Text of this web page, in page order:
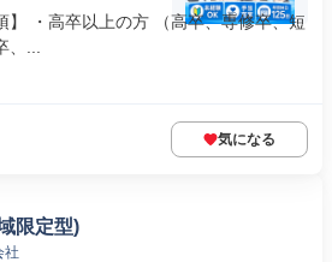
】 ・高卒以上の方 （高卒、専修卒、短
...
気になる
限定型)
社